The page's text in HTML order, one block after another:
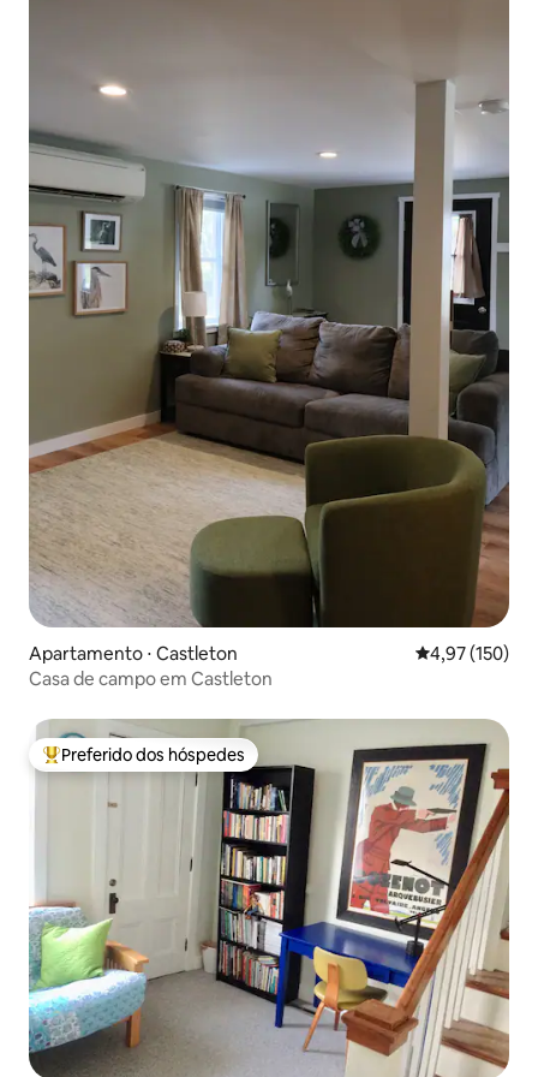
Apartamento ⋅ Castleton 4,97 de uma
4,97 (150)
Casa de campo em Castleton
Entre os melhores preferidos dos hóspedes
Preferido dos hóspedes